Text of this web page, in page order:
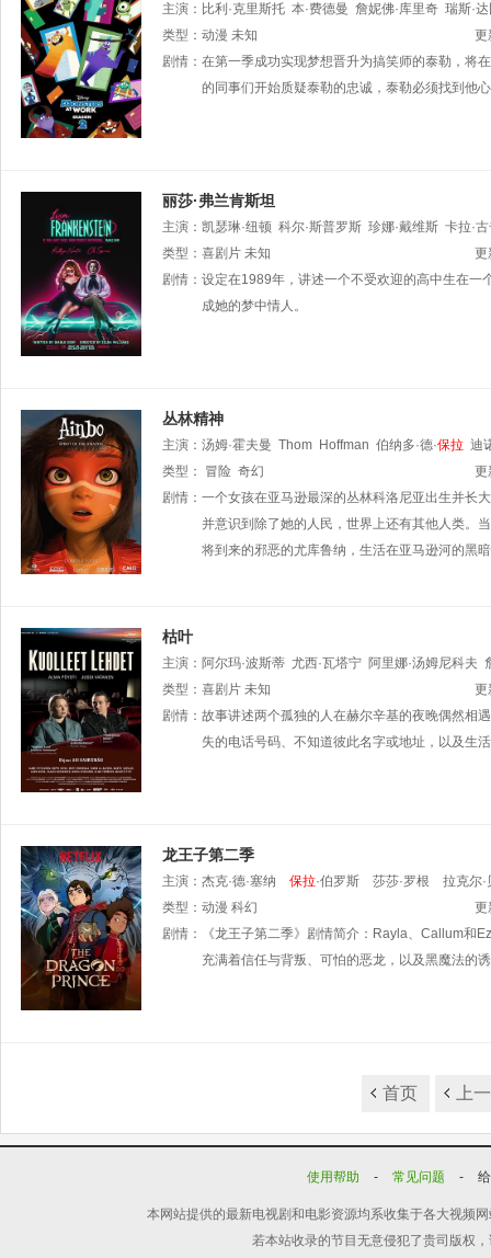
主演： 比利·克里斯托 本·费德曼 詹妮佛·库里奇 瑞斯·
佩尔 奥布瑞·普拉扎 吉米·塔
类型： 动漫 未知
更
剧情： 在第一季成功实现梦想晋升为搞笑师的泰勒，将
的同事们开始质疑泰勒的忠诚，泰勒必须找到他
丽莎·弗兰肯斯坦
主演： 凯瑟琳·纽顿 科尔·斯普罗斯 珍娜·戴维斯 卡拉·
唐娜·杜普兰提尔 查理·塔尔伯特
·
尔萨斯
类型： 喜剧片 未知
更
剧情： 设定在1989年，讲述一个不受欢迎的高中生在一
成她的梦中情人。
丛林精神
主演： 汤姆·霍夫曼 Thom Hoffman 伯纳多·德·保拉 迪
Naomi
Serrano
类型： 冒险 奇幻
更
剧情： 一个女孩在亚马逊最深的丛林科洛尼亚出生并长
并意识到除了她的人民，世界上还有其他人类。
将到来的邪恶的尤库鲁纳，生活在亚马逊河的黑
枯叶
主演： 阿尔玛·波斯蒂 尤西·瓦塔宁 阿里娜·汤姆尼科夫
保拉 ·奥伊诺宁 马蒂·奥尼斯马 劳里·温塔莫
类型： 喜剧片 未知
更
剧情： 故事讲述两个孤独的人在赫尔辛基的夜晚偶然相
失的电话号码、不知道彼此名字或地址，以及生
龙王子第二季
主演： 杰克·德·塞纳 保拉·伯罗斯 莎莎·罗根
拉克尔
类型： 动漫 科幻
更
剧情：
《龙王子第二季》剧情简介：Rayla、Callum和
充满着信任与背叛、可怕的恶龙，以及黑魔法的
首页 上
使用帮助 - 常见问题 -
本网站提供的最新电视剧和电影资源均系收集于各大视频
若本站收录的节目无意侵犯了贵司版权